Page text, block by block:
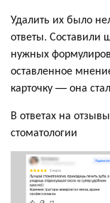
Удалить их было
ответы.
нужных
оставленное
карточку — она
В ответах на
стоматологии